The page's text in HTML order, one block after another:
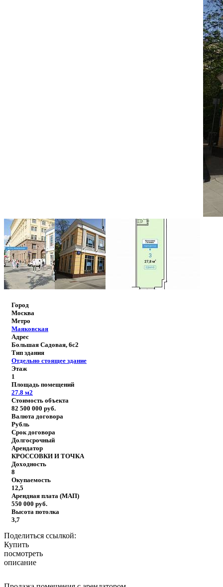
Город
Москва
Метро
Маяковская
Адрес
Большая Садовая, 6с2
Тип здания
Отдельно стоящее здание
Этаж
1
Площадь помещений
27.8 м2
Стоимость объекта
82 500 000 руб.
Валюта договора
Рубль
Срок договора
Долгосрочный
Арендатор
КРОССОВКИ И ТОЧКА
Доходность
8
Окупаемость
12,5
Арендная плата (МАП)
550 000 руб.
Высота потолка
3,7
Поделиться ссылкой:
Купить
посмотреть
описание